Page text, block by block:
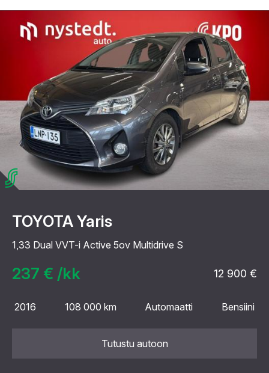
TOYOTA Yaris
1,33 Dual VVT-i Active 5ov Multidrive S
237 € /kk 12 900 €
2016 108 000 km Automaatti Bensiini
Tutustu autoon